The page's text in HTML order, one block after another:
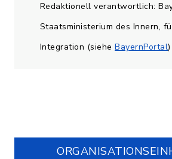
Redaktionell verantwortlich:
Staatsministerium des Innern,
Integration (siehe BayernPortal)